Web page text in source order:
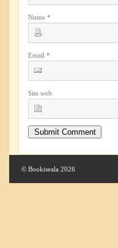
Nume *
Email *
Site web
© Bookiseala 2026